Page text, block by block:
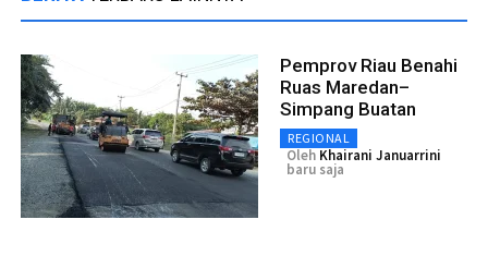
Pemprov Riau Benahi
Ruas Maredan–
Simpang Buatan
REGIONAL
Oleh Khairani Januarrini
baru saja